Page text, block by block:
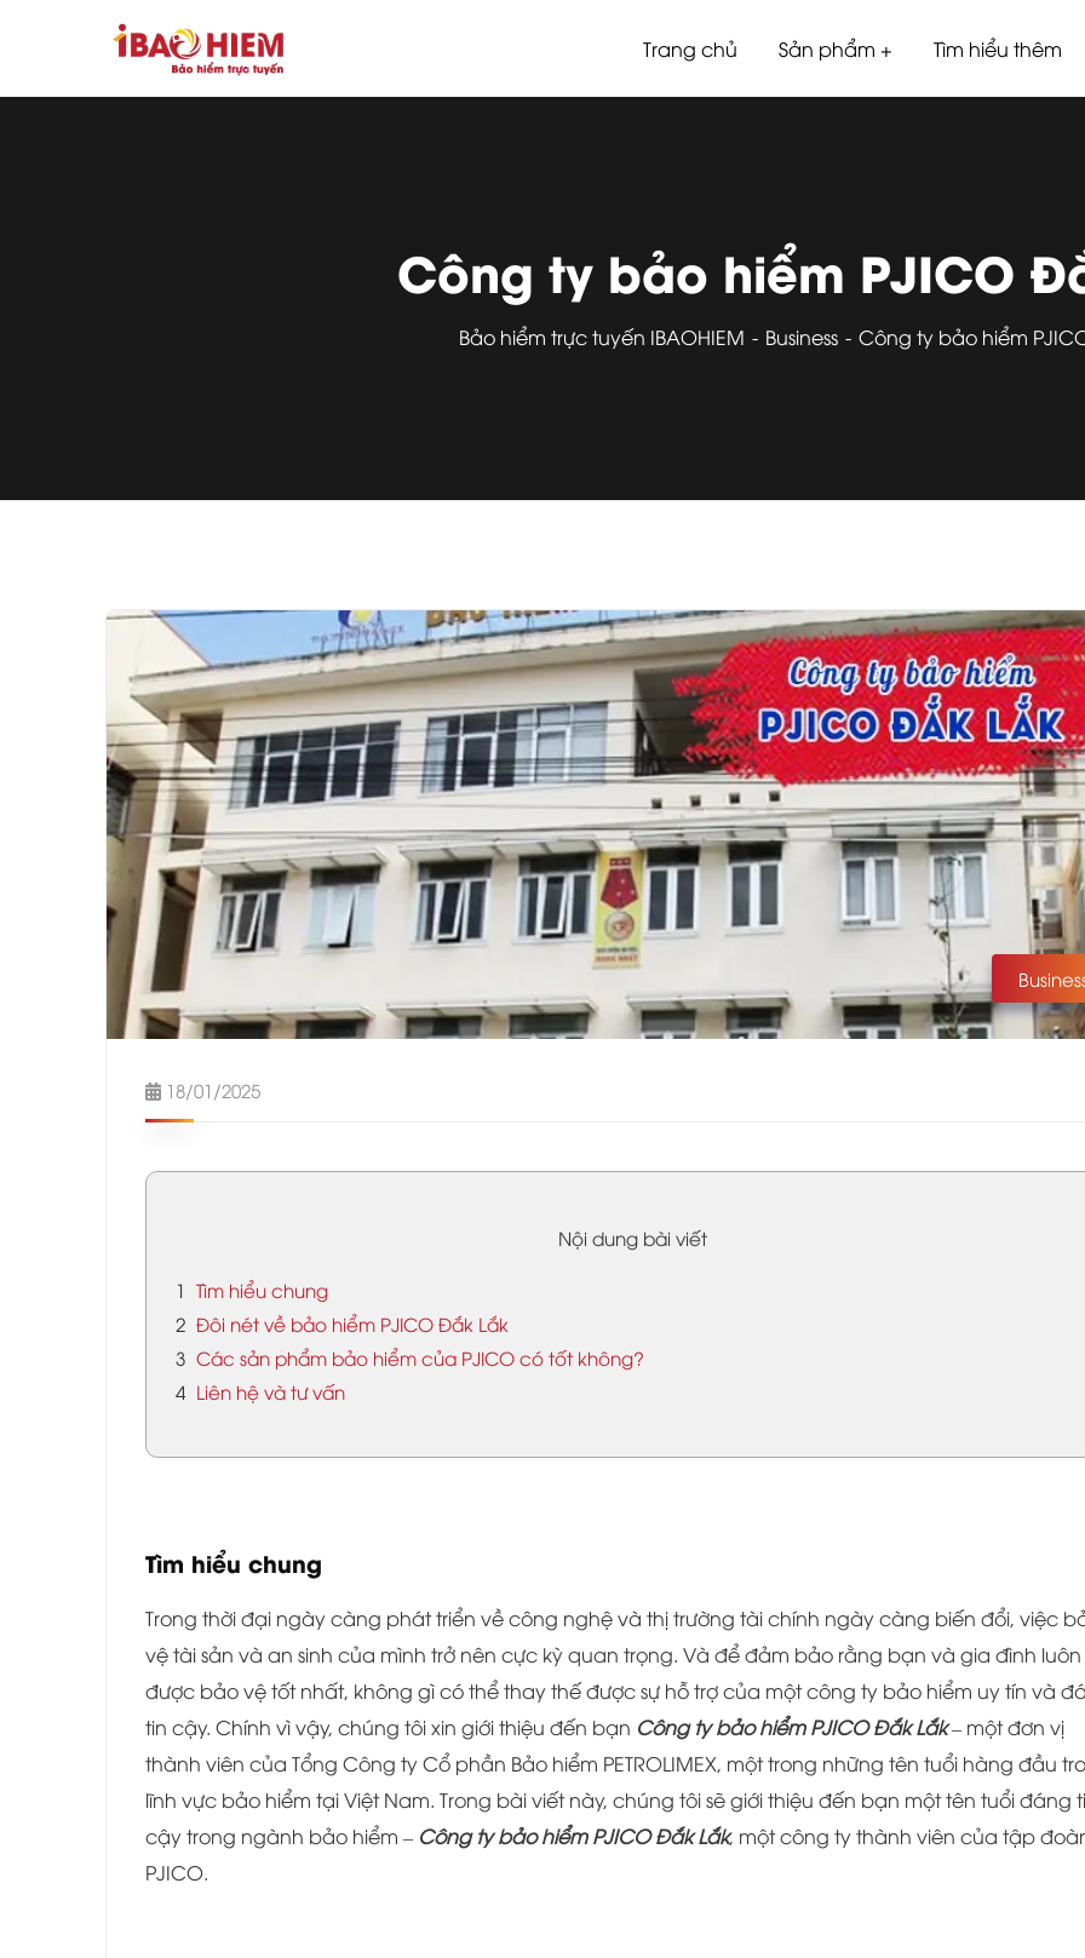
Trang chủ Sản phẩm Tìm hiểu thêm
Công ty bảo hiểm PJICO
Bảo hiểm trực tuyến IBAOHIEM Business Công ty bảo hiểm
18/01/2025
Nội dung bài viết
1 Tìm hiểu chung
2 Đôi nét về bảo hiểm PJICO Đắk Lắk
3 Các sản phẩm bảo hiểm của PJICO có tốt không?
4 Liên hệ và tư vấn
Tìm hiểu chung
Trong thời đại ngày càng phát triển về công nghệ và thị trường tài chính ngày càng biến đổi, việc
vệ tài sản và an sinh của mình trở nên cực kỳ quan trọng. Và để đảm bảo rằng bạn và gia đình luôn
được bảo vệ tốt nhất, không gì có thể thay thế được sự hỗ trợ của một công ty bảo hiểm uy tín và
tin cậy. Chính vì vậy, chúng tôi xin giới thiệu đến bạn Công ty bảo hiểm PJICO Đắk Lắk– một đơn vị
thành viên của Tổng Công ty Cổ phần Bảo hiểm PETROLIMEX, một trong những tên tuổi hàng đầu
lĩnh vực bảo hiểm tại Việt Nam. Trong bài viết này, chúng tôi sẽ giới thiệu đến bạn một tên tuổi đáng
cậy trong ngành bảo hiểm – Công ty bảo hiểm PJICO Đắk Lắk, một công ty thành viên của tập
PJICO.